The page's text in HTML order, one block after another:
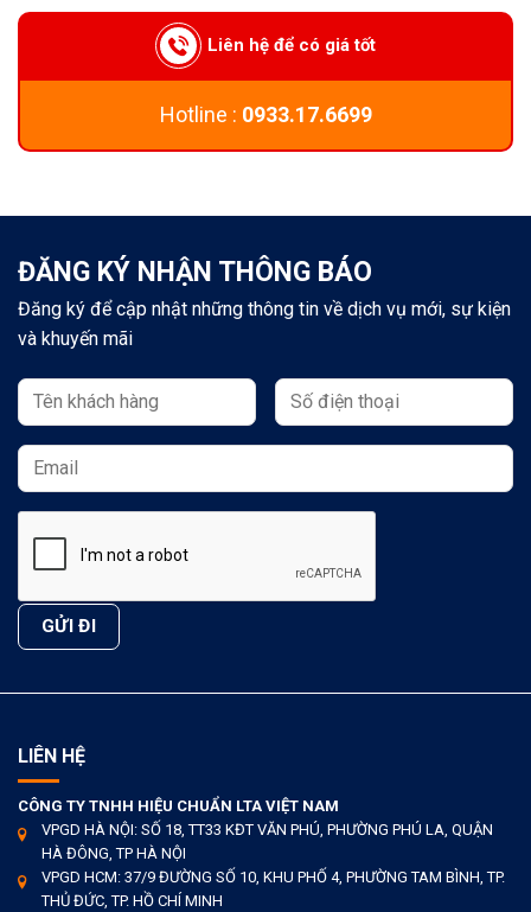
Liên hệ để có giá tốt
Hotline : 0933.17.6699
ĐĂNG KÝ NHẬN THÔNG BÁO
Đăng ký để cập nhật những thông tin về dịch vụ mới, sự kiện
và khuyến mãi
LIÊN HỆ
CÔNG TY TNHH HIỆU CHUẨN LTA VIỆT NAM
VPGD HÀ NỘI: SỐ 18, TT33 KĐT VĂN PHÚ, PHƯỜNG PHÚ LA, QUẬN
HÀ ĐÔNG, TP HÀ NỘI
VPGD HCM: 37/9 ĐƯỜNG SỐ 10, KHU PHỐ 4, PHƯỜNG TAM BÌNH, TP.
THỦ ĐỨC, TP. HỒ CHÍ MINH